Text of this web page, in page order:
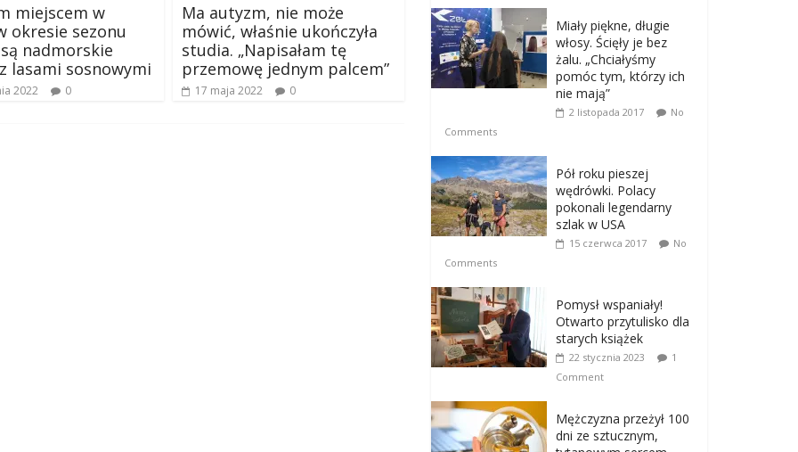
miejscem w
okresie sezonu
nadmorskie
lasami sosnowymi
2022 0
Ma autyzm, nie może
mówić, właśnie ukończyła
studia. „Napisałam tę
przemowę jednym palcem”
17 maja 2022 0
Miały piękne, długie
włosy. Ścięły je bez
żalu. „Chciałyśmy
pomóc tym, którzy ich
nie mają”
2 listopada 2017
No
Comments
Pół roku pieszej
wędrówki. Polacy
pokonali legendarny
szlak w USA
15 czerwca 2017
No
Comments
Pomysł wspaniały!
Otwarto przytulisko dla
starych książek
22 stycznia 2023
1
Comment
Mężczyzna przeżył 100
dni ze sztucznym,